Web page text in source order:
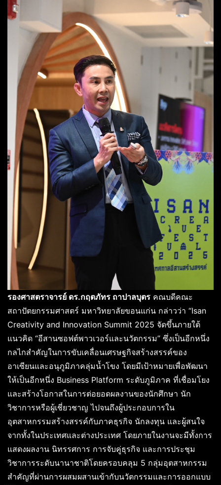
รองศาสตราจารย์ ดร.กฤตภัทร ถาปาลบุตร คณบดีคณะ
สถาปัตยกรรมศาสตร์ มหาวิทยาลัยขอนแก่น กล่าวว่า “Isan
Creativity and Innovation Summit 2025 จัดขึ้นภายใต้
แนวคิด “อีสานซอฟต์พาวเวอร์และนวัตกรรม” ซึ่งเป็นอีกหนึ่ง
กลไกสำคัญในการขับเคลื่อนเศรษฐกิจสร้างสรรค์ของ
อาเซียนและอนุภูมิภาคลุ่มน้ำโขง โดยมีเป้าหมายเพื่อพัฒนา
ให้เป็นอีกหนึ่ง Business Platform ระดับภูมิภาค ที่เชื่อมโยง
และสร้างโอกาสในการต่อยอดผลงานของนักศึกษา นัก
วิชาการหรือผู้เชี่ยวชาญ ไปจนถึงผู้ประกอบการใน
อุตสาหกรรมสร้างสรรค์กับภาคธุรกิจ นักลงทุน และผู้สนใจ
จากทั้งในประเทศและต่างประเทศ โดยภายในงานจะมีทั้งการ
แสดงผลงาน นิทรรศการ การจับคู่ธุรกิจ และการประชุม
วิชาการระดับนานาชาติโดยครอบคลุม 5 กลุ่มอุตสาหกรรม
สำคัญที่ผ่านการผสมผสานเข้ากับนวัตกรรมและการออกแบบ